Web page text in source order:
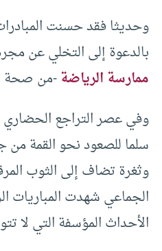
وحديثا فقد حسنت
بالدعوة إلى التخلي عن
ممارسة الرياضة-من صحة
وفي عصر التراجع الحضاري
سلما للصعود نحو القمة
وثغرة تضاف إلى الثوب
الجماعي شهدت المباريات
الأحداث المؤسفة التي لا